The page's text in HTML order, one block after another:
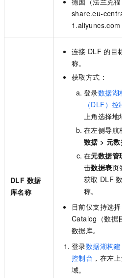
share.eu-central-
1.aliyuncs.com
DLF 数据
库名称
连接 DLF 的目标
称。
获取方式：
登录数据湖构
（DLF）控制
上角选择地域
在左侧导航栏
数据> 元数据
在元数据管理
击数据表页签
获取 DLF 数
称。
目前仅支持选择
Catalog（数据目
数据库。
登录数据湖构建
控制台 ，在左上
域。